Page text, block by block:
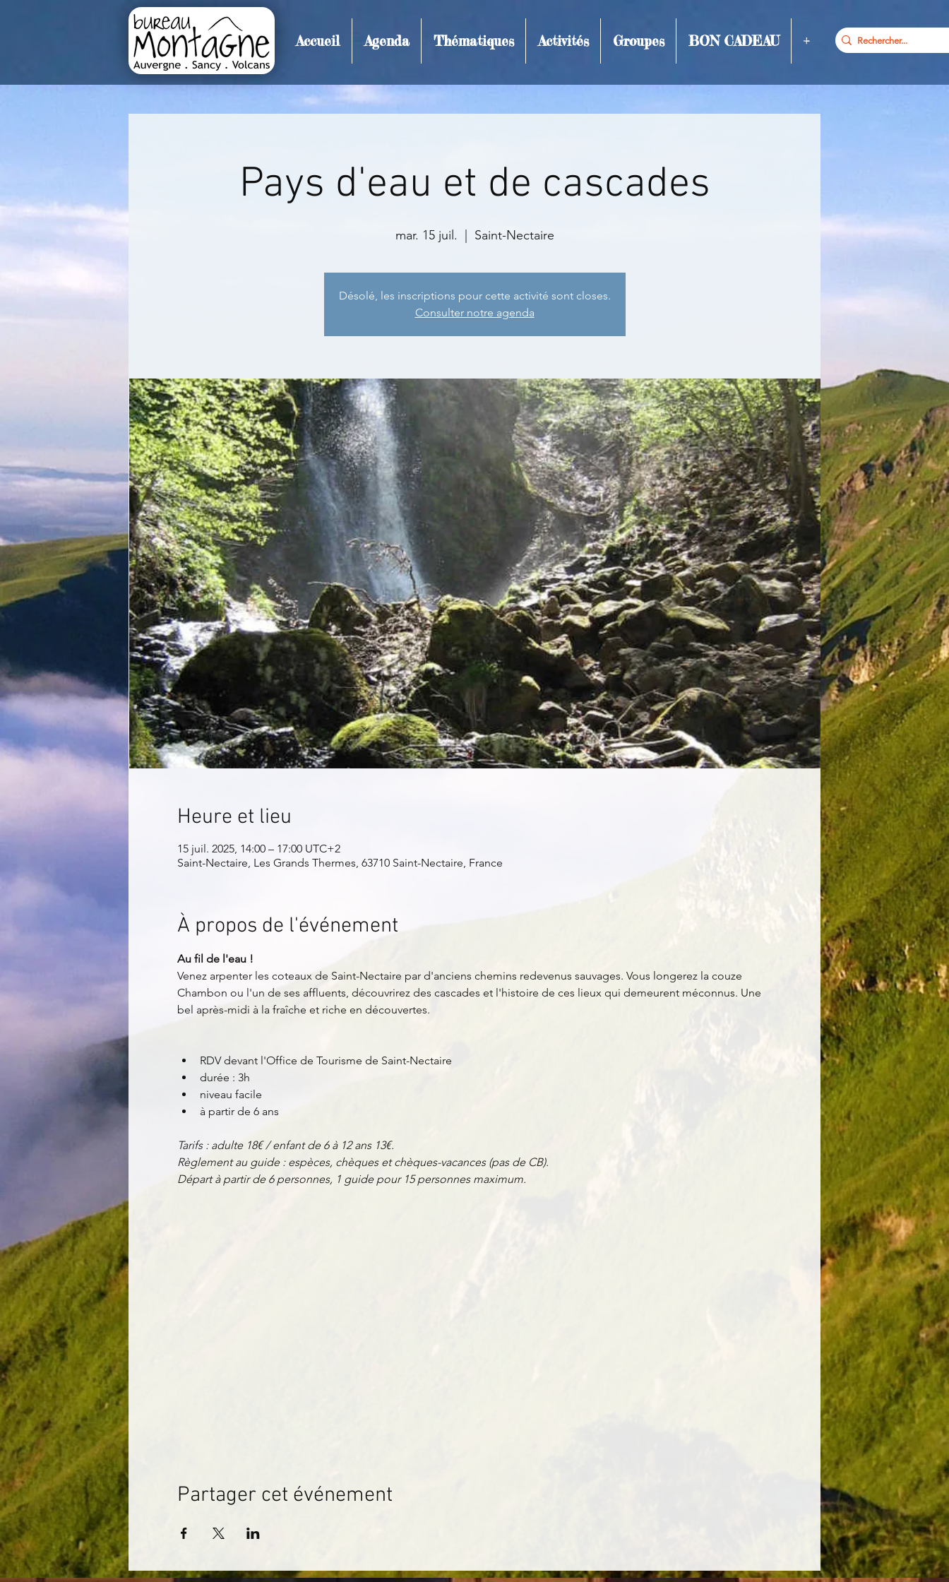
Accueil Agenda Thématiques Activités Groupes BON CADEAU +
Détails de l'événement et inscription
Pays d'eau et de cascades
mar. 15 juil. Saint-Nectaire
Désolé, les inscriptions pour cette activité sont closes.
Consulter notre agenda
Heure et lieu
15 juil. 2025, 14:00 – 17:00 UTC+2
Saint-Nectaire, Les Grands Thermes, 63710 Saint-Nectaire, France
À propos de l'événement
Au fil de l'eau !
Venez arpenter les coteaux de Saint-Nectaire par d'anciens chemins redevenus sauvages. Vous longerez la couze
Chambon ou l'un de ses affluents, découvrirez des cascades et l'histoire de ces lieux qui demeurent méconnus. Une
bel après-midi à la fraîche et riche en découvertes.
RDV devant l'Office de Tourisme de Saint-Nectaire
durée : 3h
niveau facile
à partir de 6 ans
Tarifs : adulte 18€ / enfant de 6 à 12 ans 13€.
Règlement au guide : espèces, chèques et chèques-vacances (pas de CB).
Départ à partir de 6 personnes, 1 guide pour 15 personnes maximum.
Partager cet événement